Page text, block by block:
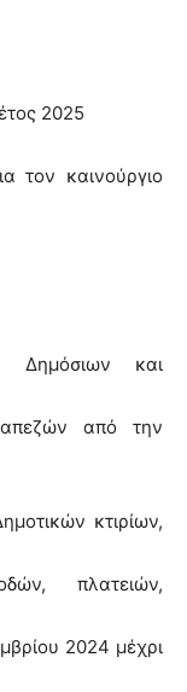
2025
τον καινούργιο
Δημόσιων και
από την
κτιρίων,
πλατειών,
2024 μέχρι